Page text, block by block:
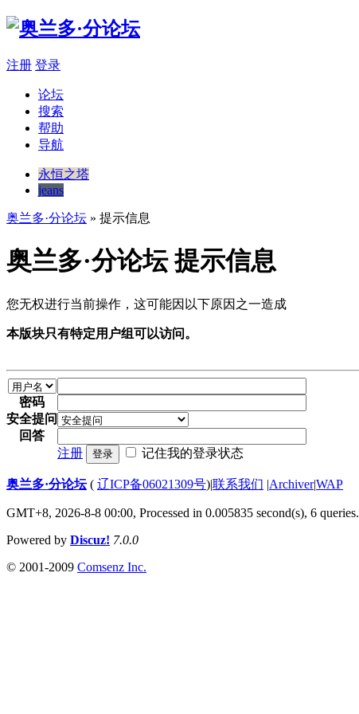
注册 登录
论坛
搜索
帮助
导航
永恒之塔
jeans
奥兰多·分论坛 » 提示信息
奥兰多·分论坛 提示信息
您无权进行当前操作，这可能因以下原因之一造成
本版块只有特定用户组可以访问。
密码
安全提问
回答
注册
登录 记住我的登录状态
奥兰多·分论坛( 辽ICP备06021309号)|联系我们 |Archiver|WAP
GMT+8, 2026-8-8 00:00, Processed in 0.005835 second(s), 6 queries.
Powered by Discuz! 7.0.0
© 2001-2009 Comsenz Inc.